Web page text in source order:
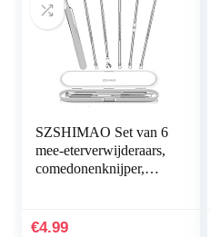
SZSHIMAO Set van 6
mee-eterverwijderaars,
comedonenknijper,
whiteheads voor…
€4.99